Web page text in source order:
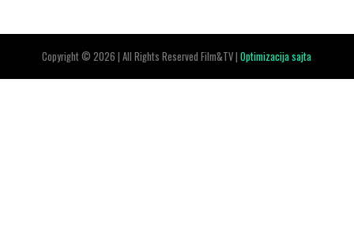
Copyright © 2026 | All Rights Reserved Film&TV |Optimizacija sajta